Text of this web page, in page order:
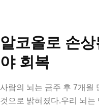
알코올로 손
야 회복
사람의 뇌는 금주 후 7개월
것으로 밝혀졌다.우리 뇌는